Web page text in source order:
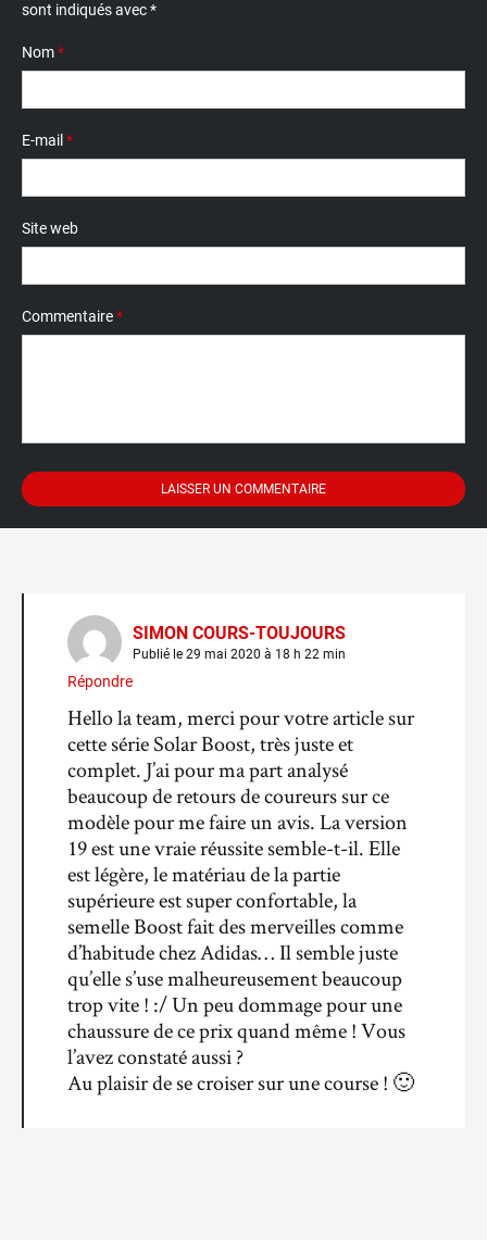
sont indiqués avec*
Nom*
E-mail *
Site web
Commentaire*
SIMON COURS-TOUJOURS
Publié le 29 mai 2020 à 18 h 22 min
Répondre
Hello la team, merci pour votre article sur
cette série Solar Boost, très juste et
complet. J’ai pour ma part analysé
beaucoup de retours de coureurs sur ce
modèle pour me faire un avis. La version
19 est une vraie réussite semble-t-il. Elle
est légère, le matériau de la partie
supérieure est super confortable, la
semelle Boost fait des merveilles comme
d’habitude chez Adidas… Il semble juste
qu’elle s’use malheureusement beaucoup
trop vite ! :/ Un peu dommage pour une
chaussure de ce prix quand même ! Vous
l’avez constaté aussi ?
Au plaisir de se croiser sur une course ! 🙂